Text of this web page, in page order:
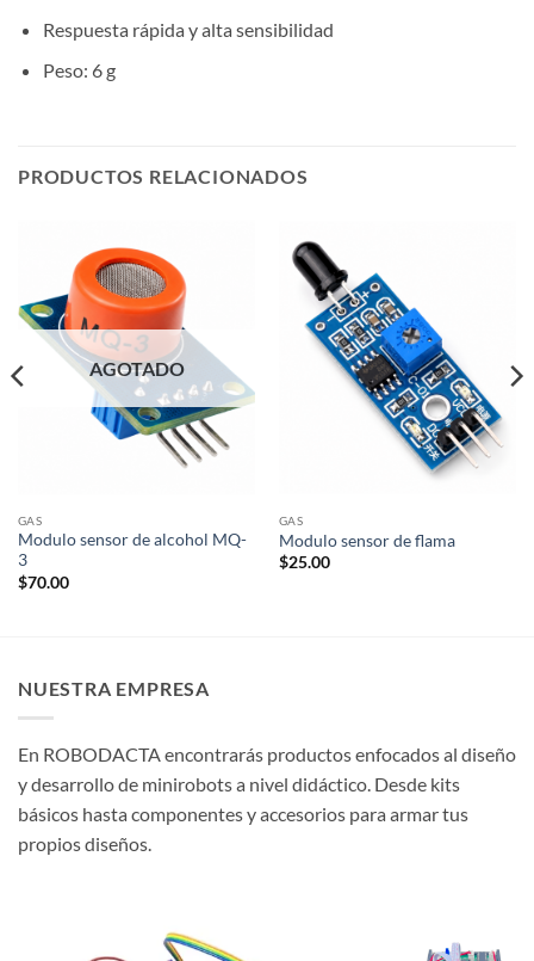
Respuesta rápida y alta sensibilidad
Peso: 6 g
PRODUCTOS RELACIONADOS
AGOTADO
GAS
Modulo sensor de alcohol MQ-
3
$70.00
GAS
Modulo sensor de flama
$25.00
NUESTRA EMPRESA
En ROBODACTA encontrarás productos enfocados al diseño
y desarrollo de minirobots a nivel didáctico. Desde kits
básicos hasta componentes y accesorios para armar tus
propios diseños.